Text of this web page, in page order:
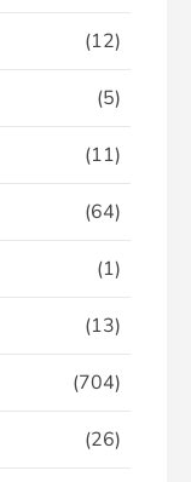
(12)
(5)
(11)
(64)
(1)
(13)
(704)
(26)